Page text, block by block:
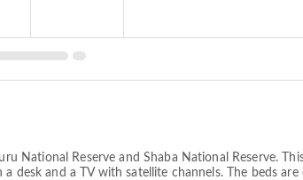
National Reserve and Shaba National Reserve.
desk and a TV with satellite channels. The beds are